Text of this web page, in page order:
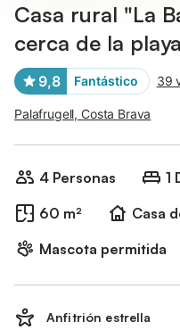
Casa rural "La
cerca de la
9,8 Fantástico 39
Palafrugell, Costa Brava
4 Personas 1
60 m²
Casa
Mascota permitida
Anfitrión estrella